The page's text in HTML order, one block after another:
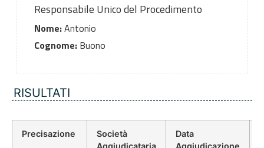
Responsabile Unico del Procedimento
Nome:Antonio
Cognome:Buono
RISULTATI
Precisazione
Società
Data